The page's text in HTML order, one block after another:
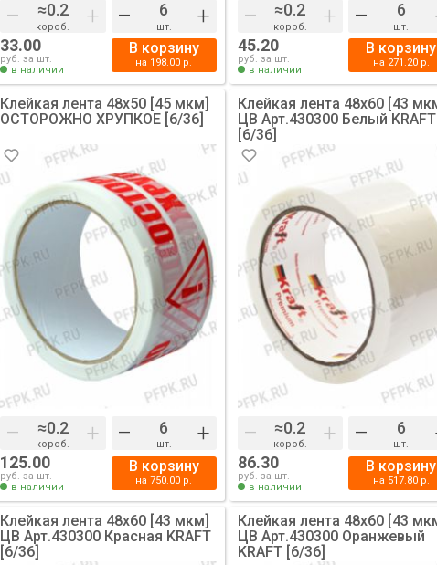
– короб. + – шт. +
33.00
руб. за шт.
в наличии
В корзину
на 198.00 р.
– короб. + – шт.
45.20
руб. за шт.
в наличии
В корзину
на 271.20р.
Клейкая лента 48х50 [45 мкм]
ОСТОРОЖНО ХРУПКОЕ [6/36]
– короб. + – шт. +
125.00
руб. за шт.
в наличии
В корзину
на750.00 р.
Клейкая лента 48х60 [43
ЦВ Арт.430300 Белый KRAFT
[6/36]
– короб. + – шт.
86.30
руб. за шт.
в наличии
В корзину
на 517.80р.
Клейкая лента 48х60 [43 мкм]
ЦВ Арт.430300 Красная KRAFT
[6/36]
Клейкая лента 48х60 [43
ЦВ Арт.430300 Оранжевый
KRAFT [6/36]